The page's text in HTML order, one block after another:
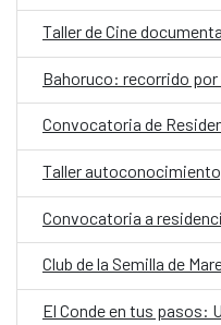
Bahoruco: recorrido por
Convocatoria a
Club de la Semilla de